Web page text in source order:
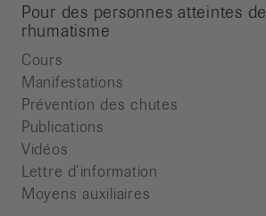
Pour des personnes atteintes de
rhumatisme
Cours
Manifestations
Prévention des chutes
Publications
Vidéos
Lettre d’information
Moyens auxiliaires